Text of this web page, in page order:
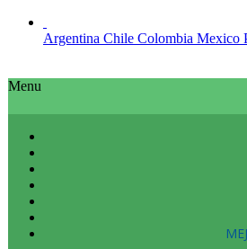
Argentina Chile Colombia Mexico
Menu